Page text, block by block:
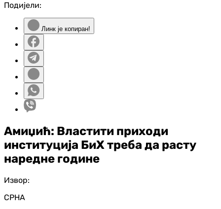
Подијели:
Линк је копиран!
Амиџић: Властити приходи
институција БиХ треба да расту
наредне године
Извор:
СРНА